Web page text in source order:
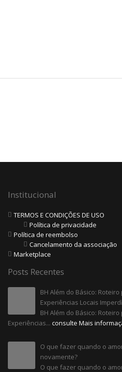
Institucional
TERMOS E CONDIÇÕES DE USO
Política de privacidade
Política de reembolso
Cancelamento da associação
Marketplace
Posts Recentes
BH Além do Básico:
Experiências Locais
BH Além do Básico:
Experiências... consulte Mais
O que fazer quando o
novamente?
O que fazer quando o